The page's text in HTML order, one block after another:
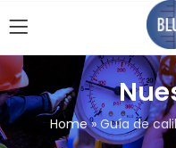
Home»Guía de